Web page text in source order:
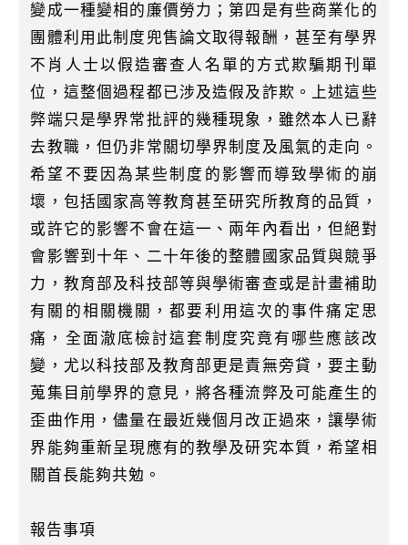
變成一種變相的廉價勞力；第四是有些商業化的
團體利用此制度兜售論文取得報酬，甚至有學界
不肖人士以假造審查人名單的方式欺騙期刊單
位，這整個過程都已涉及造假及詐欺。上述這些
弊端只是學界常批評的幾種現象，雖然本人已辭
去教職，但仍非常關切學界制度及風氣的走向。
希望不要因為某些制度的影響而導致學術的崩
壞，包括國家高等教育甚至研究所教育的品質，
或許它的影響不會在這一、兩年內看出，但絕對
會影響到十年、二十年後的整體國家品質與競爭
力，教育部及科技部等與學術審查或是計畫補助
有關的相關機關，都要利用這次的事件痛定思
痛，全面澈底檢討這套制度究竟有哪些應該改
變，尤以科技部及教育部更是責無旁貸，要主動
蒐集目前學界的意見，將各種流弊及可能產生的
歪曲作用，儘量在最近幾個月改正過來，讓學術
界能夠重新呈現應有的教學及研究本質，希望相
關首長能夠共勉。
報告事項